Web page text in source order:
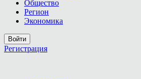
Общество
Регион
Экономика
Войти
Регистрация